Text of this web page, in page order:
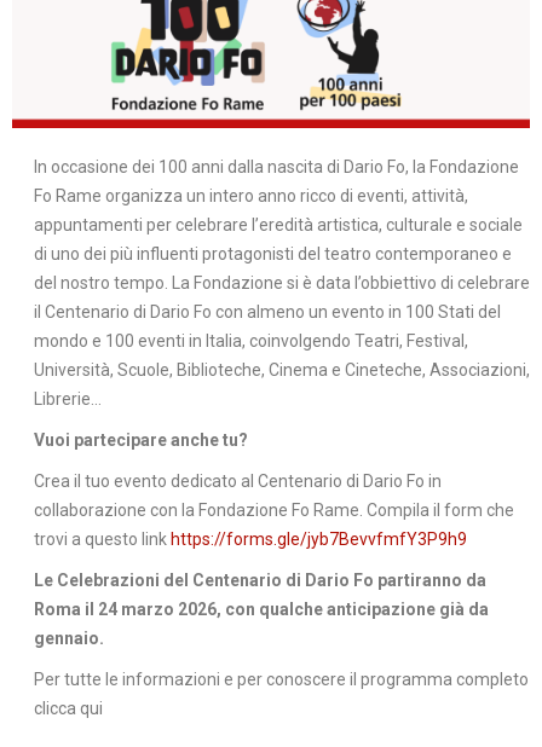
In occasione dei 100 anni dalla nascita di Dario Fo, la Fondazione
Fo Rame organizza un intero anno ricco di eventi, attività,
appuntamenti per celebrare l’eredità artistica, culturale e sociale
di uno dei più influenti protagonisti del teatro contemporaneo e
del nostro tempo. La Fondazione si è data l’obbiettivo di celebrare
il Centenario di Dario Fo con almeno un evento in 100 Stati del
mondo e 100 eventi in Italia, coinvolgendo Teatri, Festival,
Università, Scuole, Biblioteche, Cinema e Cineteche, Associazioni,
Librerie…
Vuoi partecipare anche tu?
Crea il tuo evento dedicato al Centenario di Dario Fo in
collaborazione con la Fondazione Fo Rame. Compila il form che
trovi a questo link https://forms.gle/jyb7BevvfmfY3P9h9
Le Celebrazioni del Centenario di Dario Fo partiranno da
Roma il 24 marzo 2026, con qualche anticipazione già da
gennaio.
Per tutte le informazioni e per conoscere il programma completo
clicca qui